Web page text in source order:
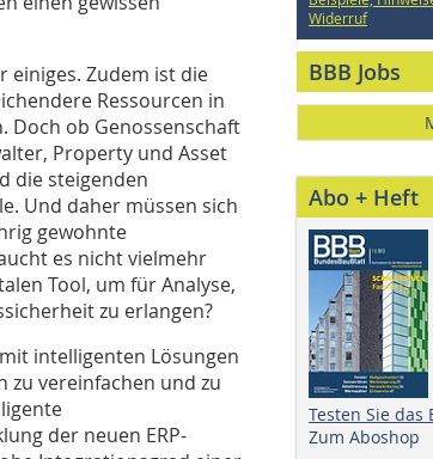
einiges. Zudem ist die
Ressourcen in
Doch ob Genossenschaft
Property und Asset
die steigenden
Und daher müssen sich
gewohnte
es nicht vielmehr
Tool, um für Analyse,
zu erlangen?
intelligenten Lösungen
vereinfachen und zu
der neuen ERP-
Widerruf
BBB Jobs
Abo + Heft
Testen Sie das
Zum Aboshop